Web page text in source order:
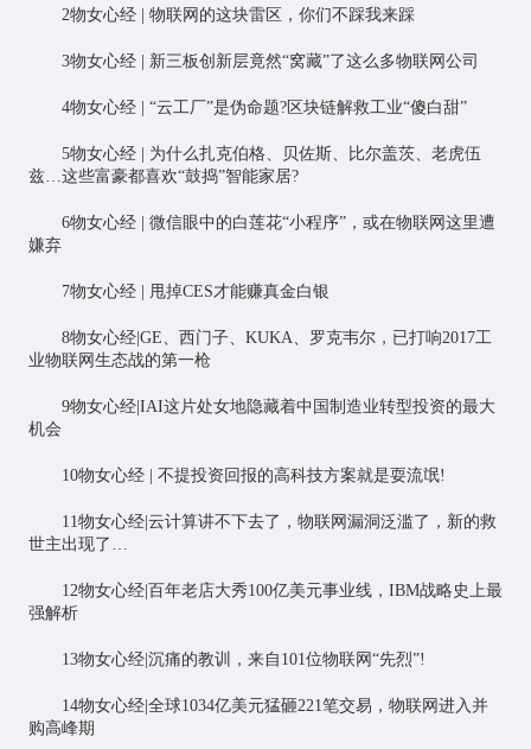
2物女心经 | 物联网的这块雷区，你们不踩我来踩
3物女心经 | 新三板创新层竟然“窝藏”了这么多物联网公司
4物女心经 | “云工厂”是伪命题?区块链解救工业“傻白甜”
5物女心经 | 为什么扎克伯格、贝佐斯、比尔盖茨、老虎伍
兹…这些富豪都喜欢“鼓捣”智能家居?
6物女心经 | 微信眼中的白莲花“小程序”，或在物联网这里遭
嫌弃
7物女心经 | 甩掉CES才能赚真金白银
8物女心经|GE、西门子、KUKA、罗克韦尔，已打响2017工
业物联网生态战的第一枪
9物女心经|IAI这片处女地隐藏着中国制造业转型投资的最大
机会
10物女心经 | 不提投资回报的高科技方案就是耍流氓!
11物女心经|云计算讲不下去了，物联网漏洞泛滥了，新的救
世主出现了…
12物女心经|百年老店大秀100亿美元事业线，IBM战略史上最
强解析
13物女心经|沉痛的教训，来自101位物联网“先烈”!
14物女心经|全球1034亿美元猛砸221笔交易，物联网进入并
购高峰期